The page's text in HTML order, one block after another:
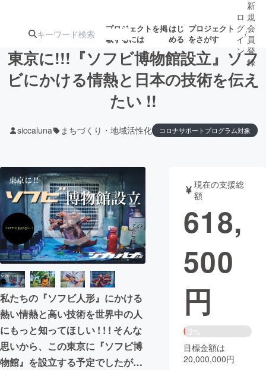
プロジェクトを掲
載するには
はじ
める
プロジェクト
をさがす
注目の新着プロ 募集終了が近いプ
テクノロジー・ガジェット ゲーム・サ
映像・映画 書籍・雑誌
ビジネス・起業 チャレンジ
まちづくり・地域活性化
CAMPFIRE for Social Good
CAMPFIRE Creation
CAMPFIREふるさと納税machi-ya コミュニティ
ロ
グ
イ
ン
/
新
規
会
員
登
録
東京に!!!『ソフビ博物館設立』ソフ
ビにかける情熱と日本の技術を伝え
たい !!
siccaluna まちづくり・地域活性化 コロナサポートプログラム対象
私たちの『ソフビ人形』にかける
熱い情熱と高い技術を世界中の人
にもっと知ってほしい ! ! ! そんな
思いから、この東京に『ソフビ博
物館』を設立する予定でしたが…
現在の支援総
額
618,
500
円
3%
目標金額は
20,000,000円